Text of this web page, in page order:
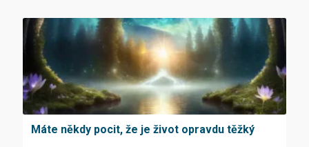
Máte někdy pocit, že je život opravdu těžký